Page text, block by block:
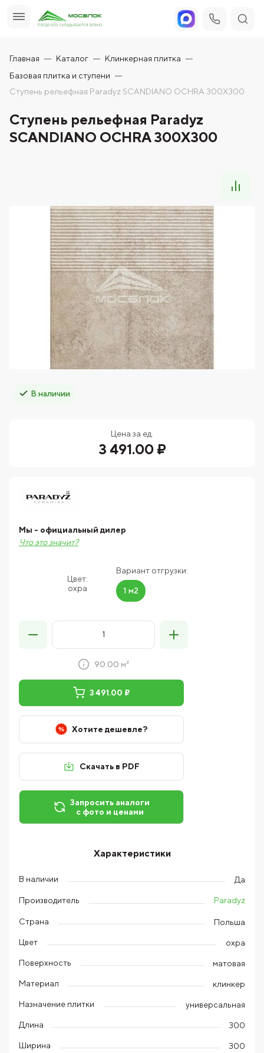
Главная Каталог
Клинкерная плитка
Базовая плитка и ступени
Ступень рельефная Paradyz SCANDIANO OCHRA 300X300
Ступень рельефная Paradyz
SCANDIANO OCHRA 300X300
В наличии
Цена за ед.
3 491.00 ₽
Цвет:
охра
Вариант отгрузки:
1 м2
Мы - официальный дилер
Что это значит?
90.00 м²
3 491.00 ₽
Хотите дешевле?
Скачать в PDF
Запросить аналоги
с фото и ценами
Характеристики
В наличии Да
Производитель Paradyz
Страна Польша
Цвет охра
Поверхность матовая
Материал клинкер
Назначение плитки универсальная
Длина 300
Ширина 300